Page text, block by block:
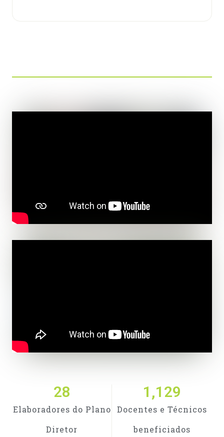
28
Elaboradores do Plano
Diretor
1,129
Docentes e Técnicos
beneficiados